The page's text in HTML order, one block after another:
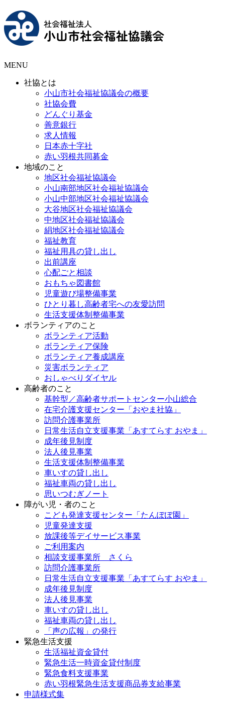
MENU
社協とは
小山市社会福祉協議会の概要
社協会費
どんぐり基金
善意銀行
求人情報
日本赤十字社
赤い羽根共同募金
地域のこと
地区社会福祉協議会
小山南部地区社会福祉協議会
小山中部地区社会福祉協議会
大谷地区社会福祉協議会
中地区社会福祉協議会
絹地区社会福祉協議会
福祉教育
福祉用具の貸し出し
出前講座
心配ごと相談
おもちゃ図書館
児童遊び場整備事業
ひとり暮し高齢者宅への友愛訪問
生活支援体制整備事業
ボランティアのこと
ボランティア活動
ボランティア保険
ボランティア養成講座
災害ボランティア
おしゃべりダイヤル
高齢者のこと
基幹型／高齢者サポートセンター小山総合
在宅介護支援センター「おやま社協」
訪問介護事業所
日常生活自立支援事業「あすてらす おやま」
成年後見制度
法人後見事業
生活支援体制整備事業
車いすの貸し出し
福祉車両の貸し出し
思いつむぎノート
障がい児・者のこと
こども発達支援センター「たんぽぽ園」
児童発達支援
放課後等デイサービス事業
ご利用案内
相談支援事業所 さくら
訪問介護事業所
日常生活自立支援事業「あすてらす おやま」
成年後見制度
法人後見事業
車いすの貸し出し
福祉車両の貸し出し
「声の広報」の発行
緊急生活支援
生活福祉資金貸付
緊急生活一時資金貸付制度
緊急食料支援事業
赤い羽根緊急生活支援商品券支給事業
申請様式集